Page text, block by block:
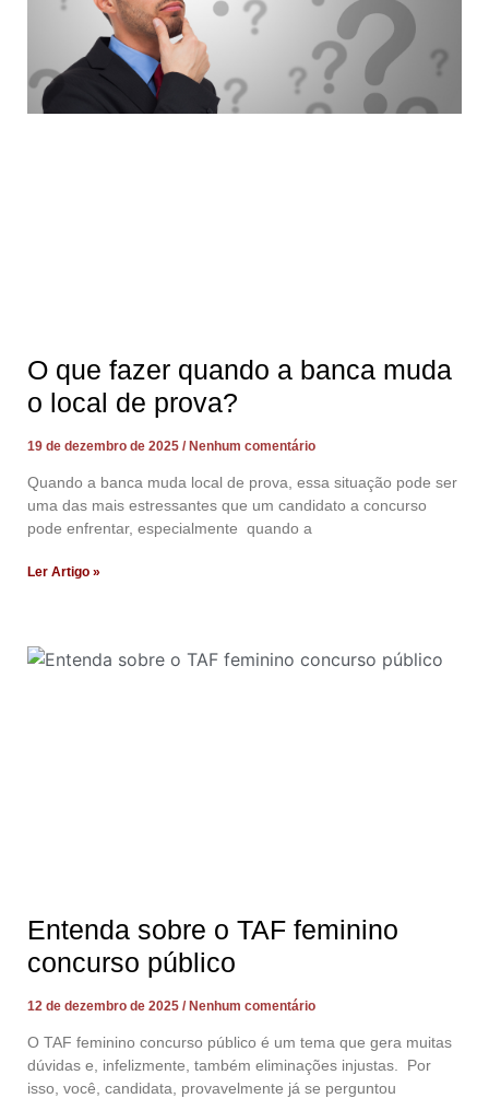
O que fazer quando a banca muda
o local de prova?
19 de dezembro de 2025 Nenhum comentário
Quando a banca muda local de prova, essa situação pode ser
uma das mais estressantes que um candidato a concurso
pode enfrentar, especialmente quando a
Ler Artigo »
Entenda sobre o TAF feminino
concurso público
12 de dezembro de 2025 Nenhum comentário
O TAF feminino concurso público é um tema que gera muitas
dúvidas e, infelizmente, também eliminações injustas. Por
isso, você, candidata, provavelmente já se perguntou